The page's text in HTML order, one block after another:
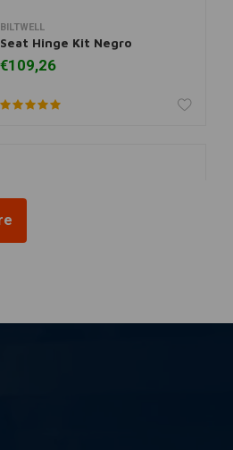
Toevoegen aan winkelwagen
BILTWELL
Seat Hinge Kit Negro
€109,26